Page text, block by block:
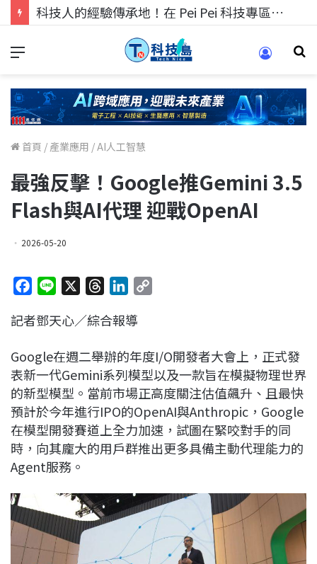
科技人的經驗傳承地！在 Pei Pei 科技專區，與學弟妹交流最硬核的技術
首頁 / 產業應用 /AI人工智慧
最強反擊！Google推Gemini 3.5
Flash與AI代理 迎戰OpenAI
2026-05-20
c
b
o
o
k
n
r
a
d
s
n
e
d
I
n
L
i
n
k
記者鄧天心／綜合報導
Google在週二舉辦的年度I/O開發者大會上，正式發
表新一代Gemini系列模型以及一款旨在模擬物理世界
的新型模型。當前市場正高度關注估值飆升、且最快
預計於今年進行IPO的OpenAI與Anthropic，Google
在模型開發賽道上全力加速，試圖在緊咬對手的同
時，向其龐大的用戶群推出更多具備主動代理能力的
Agent服務。